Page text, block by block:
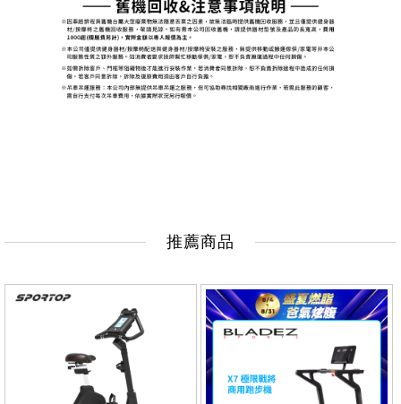
推薦商品